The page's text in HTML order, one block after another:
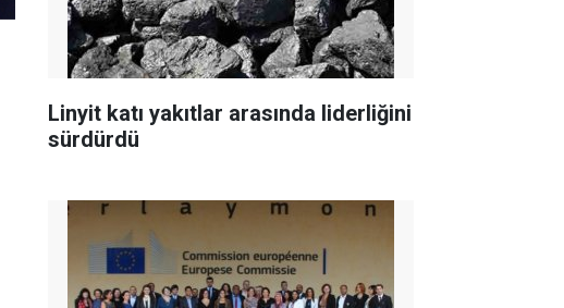
Linyit katı yakıtlar arasında liderliğini
sürdürdü